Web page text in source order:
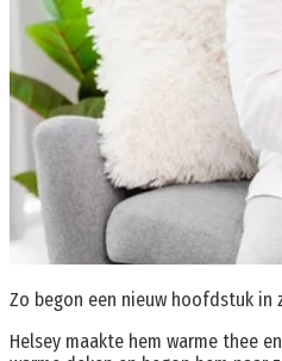
Zo begon een nieuw hoofdstuk in
Helsey maakte hem warme thee